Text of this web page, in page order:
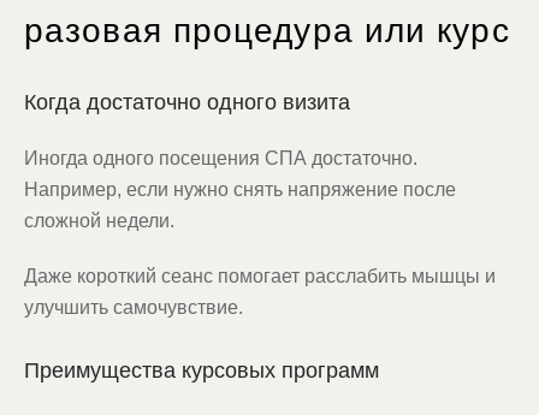
разовая процедура или курс
Когда достаточно одного визита
Иногда одного посещения СПА достаточно.
Например, если нужно снять напряжение после
сложной недели.
Даже короткий сеанс помогает расслабить мышцы и
улучшить самочувствие.
Преимущества курсовых программ